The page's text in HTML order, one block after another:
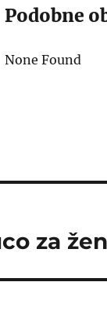
Podobne
None Found
za